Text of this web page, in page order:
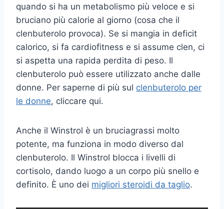
quando si ha un metabolismo più veloce e si
bruciano più calorie al giorno (cosa che il
clenbuterolo provoca). Se si mangia in deficit
calorico, si fa cardiofitness e si assume clen, ci
si aspetta una rapida perdita di peso. Il
clenbuterolo può essere utilizzato anche dalle
donne. Per saperne di più sul clenbuterolo per
le donne, cliccare qui.
Anche il Winstrol è un bruciagrassi molto
potente, ma funziona in modo diverso dal
clenbuterolo. Il Winstrol blocca i livelli di
cortisolo, dando luogo a un corpo più snello e
definito. È uno dei migliori steroidi da taglio.